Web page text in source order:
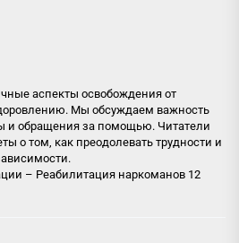
аспекты освобождения от
Мы обсуждаем важность
и обращения за помощью. Читатели
о том, как преодолевать трудности и
– Реабилитация наркоманов 12